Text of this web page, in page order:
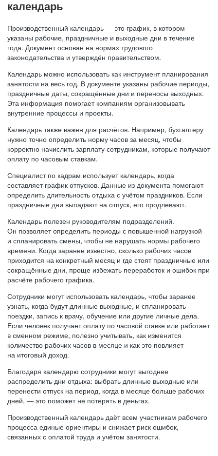
календарь
Производственный календарь — это график, в котором
указаны рабочие, праздничные и выходные дни в течение
года. Документ основан на нормах трудового
законодательства и утверждён правительством.
Календарь можно использовать как инструмент планирования
занятости на весь год. В документе указаны рабочие периоды,
праздничные даты, сокращённые дни и переносы выходных.
Эта информация помогает компаниям организовывать
внутренние процессы и проекты.
Календарь также важен для расчётов. Например, бухгалтеру
нужно точно определить норму часов за месяц, чтобы
корректно начислить зарплату сотрудникам, которые получают
оплату по часовым ставкам.
Специалист по кадрам использует календарь, когда
составляет график отпусков. Данные из документа помогают
определить длительность отдыха с учётом праздников. Если
праздничные дни выпадают на отпуск, его продлевают.
Календарь полезен руководителям подразделений.
Он позволяет определить периоды с повышенной нагрузкой
и спланировать смены, чтобы не нарушать нормы рабочего
времени. Когда заранее известно, сколько рабочих часов
приходится на конкретный месяц и где стоят праздничные или
сокращённые дни, проще избежать переработок и ошибок при
расчёте рабочего графика.
Сотрудники могут использовать календарь, чтобы заранее
узнать, когда будут длинные выходные, и спланировать
поездки, запись к врачу, обучение или другие личные дела.
Если человек получает оплату по часовой ставке или работает
в сменном режиме, полезно учитывать, как изменится
количество рабочих часов в месяце и как это повлияет
на итоговый доход.
Благодаря календарю сотрудники могут выгоднее
распределить дни отдыха: выбрать длинные выходные или
перенести отпуск на период, когда в месяце больше рабочих
дней, — это поможет не потерять в деньгах.
Производственный календарь даёт всем участникам рабочего
процесса единые ориентиры и снижает риск ошибок,
связанных с оплатой труда и учётом занятости.